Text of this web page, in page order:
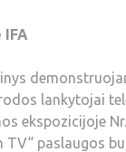
IFA
lankytojai
ekspozicijoje
TV“ paslaugos